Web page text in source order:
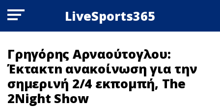
LiveSports365
Γρηγόρης Αρναούτογλου:
Έκτακτn ανακοίνωση για την
σημερινή 2/4 εκπομπή, The
2Night Show